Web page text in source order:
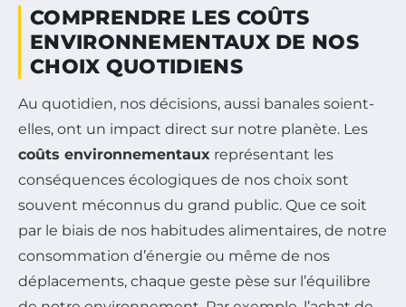
COMPRENDRE LES COÛTS
ENVIRONNEMENTAUX DE NOS
CHOIX QUOTIDIENS
Au quotidien, nos décisions, aussi banales soient-
elles, ont un impact direct sur notre planète. Les
coûts environnementaux représentant les
conséquences écologiques de nos choix sont
souvent méconnus du grand public. Que ce soit
par le biais de nos habitudes alimentaires, de notre
consommation d’énergie ou même de nos
déplacements, chaque geste pèse sur l’équilibre